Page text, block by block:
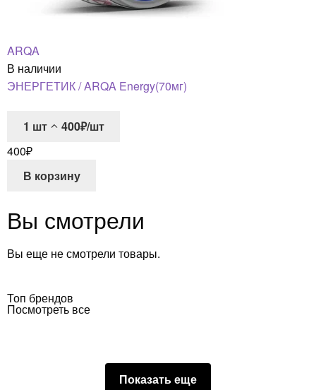
ARQA
В наличии
ЭНЕРГЕТИК / ARQA Energy(70мг)
1 шт
400₽/шт
400₽
В корзину
Вы смотрели
Вы еще не смотрели товары.
Топ брендов
Посмотреть все
Показать еще